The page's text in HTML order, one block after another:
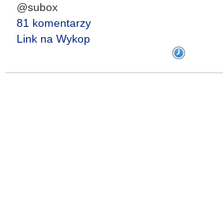
@subox
81 komentarzy
Link na Wykop